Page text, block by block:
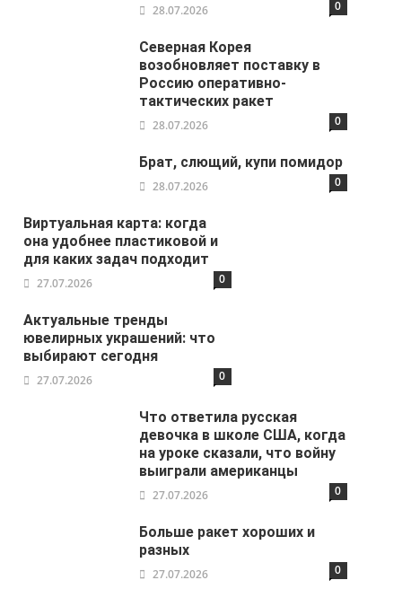
28.07.2026 0
Северная Корея
возобновляет поставку в
Россию оперативно-
тактических ракет
28.07.2026 0
Брат, слющий, купи помидор
28.07.2026 0
Виртуальная карта: когда
она удобнее пластиковой и
для каких задач подходит
27.07.2026 0
Актуальные тренды
ювелирных украшений: что
выбирают сегодня
27.07.2026 0
Что ответила русская
девочка в школе США, когда
на уроке сказали, что войну
выиграли американцы
27.07.2026 0
Больше ракет хороших и
разных
27.07.2026 0